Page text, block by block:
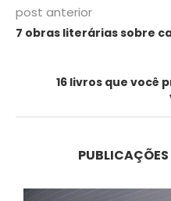
post anterior
7 obras literárias sobre
16 livros que você